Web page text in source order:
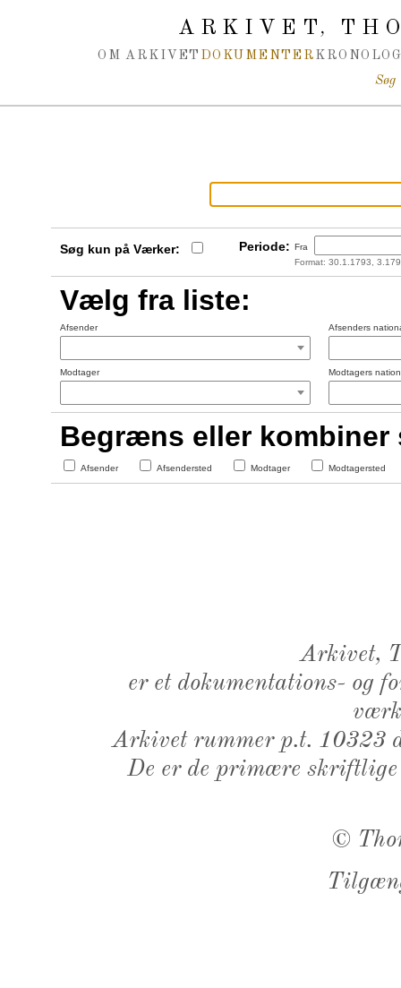
ARKIVET,
OM ARKIVET DOKUMENTER
Søg
Søg kun på Værker: Periode: Fra
Format: 30.1.1793,
Vælg fra liste:
Afsender Afsenders
Modtager Modtagers
Begræns eller kombiner
Afsender Afsendersted Modtager Modtagersted
Arkivet,
er et dokumentations- og
Arkivet rummer p.t. 10323
De er de primære
©